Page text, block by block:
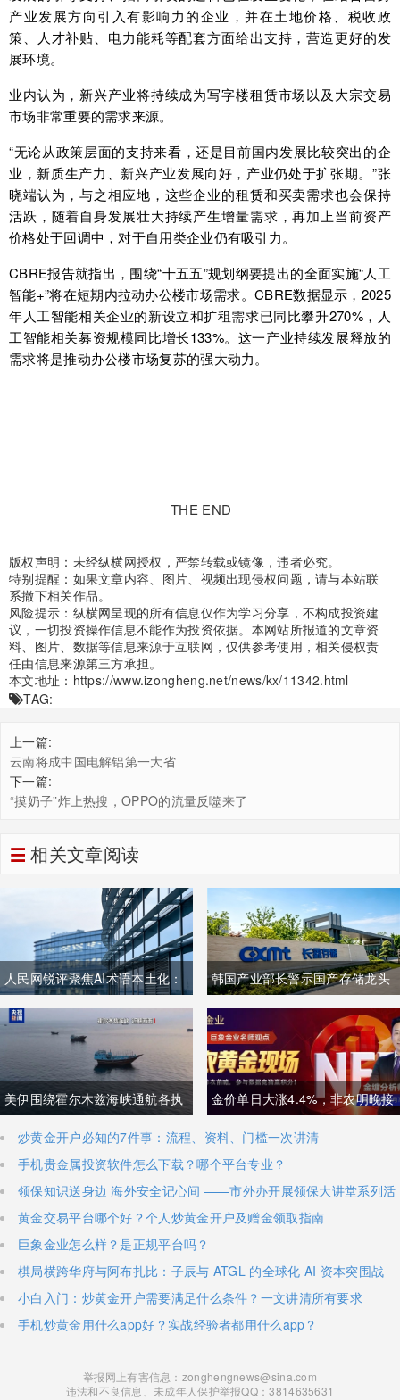
产业发展方向引入有影响力的企业，并在土地价格、税收政
策、人才补贴、电力能耗等配套方面给出支持，营造更好的发
展环境。
业内认为，新兴产业将持续成为写字楼租赁市场以及大宗交易
市场非常重要的需求来源。
“无论从政策层面的支持来看，还是目前国内发展比较突出的企
业，新质生产力、新兴产业发展向好，产业仍处于扩张期。”张
晓端认为，与之相应地，这些企业的租赁和买卖需求也会保持
活跃，随着自身发展壮大持续产生增量需求，再加上当前资产
价格处于回调中，对于自用类企业仍有吸引力。
CBRE报告就指出，围绕“十五五”规划纲要提出的全面实施“人工
智能+”将在短期内拉动办公楼市场需求。CBRE数据显示，2025
年人工智能相关企业的新设立和扩租需求已同比攀升270%，人
工智能相关募资规模同比增长133%。这一产业持续发展释放的
需求将是推动办公楼市场复苏的强大动力。
THE END
版权声明：未经纵横网授权，严禁转载或镜像，违者必究。
特别提醒：如果文章内容、图片、视频出现侵权问题，请与本站联
系撤下相关作品。
风险提示：纵横网呈现的所有信息仅作为学习分享，不构成投资建
议，一切投资操作信息不能作为投资依据。本网站所报道的文章资
料、图片、数据等信息来源于互联网，仅供参考使用，相关侵权责
任由信息来源第三方承担。
本文地址： https://www.izongheng.net/news/kx/11342.html
TAG:
上一篇:
云南将成中国电解铝第一大省
下一篇:
“摸奶子”炸上热搜，OPPO的流量反噬来了
相关文章阅读
人民网锐评聚焦AI术语本土化：
夯实中文科技话语体系关乎全球
科技话语权争夺
韩国产业部长警示国产存储龙头
面临追赶压力，忌惮国内大举布
局半导体，呼吁加码本土资本投
入避免优势流失
美伊围绕霍尔木兹海峡通航各执
一词，美方称临时协议即将落
地，伊朗坚称仅与阿曼双边磋
商、通航恢复取决于美方态度
金价单日大涨4.4%，非农明晚接
棒丨黄金后市如何？
炒黄金开户必知的7件事：流程、资料、门槛一次讲清
手机贵金属投资软件怎么下载？哪个平台专业？
领保知识送身边 海外安全记心间 ——市外办开展领保大讲堂系列活
黄金交易平台哪个好？个人炒黄金开户及赠金领取指南
巨象金业怎么样？是正规平台吗？
棋局横跨华府与阿布扎比：子辰与 ATGL 的全球化 AI 资本突围战
小白入门：炒黄金开户需要满足什么条件？一文讲清所有要求
手机炒黄金用什么app好？实战经验者都用什么app？
举报网上有害信息：zonghengnews@sina.com
违法和不良信息、未成年人保护举报QQ：3814635631